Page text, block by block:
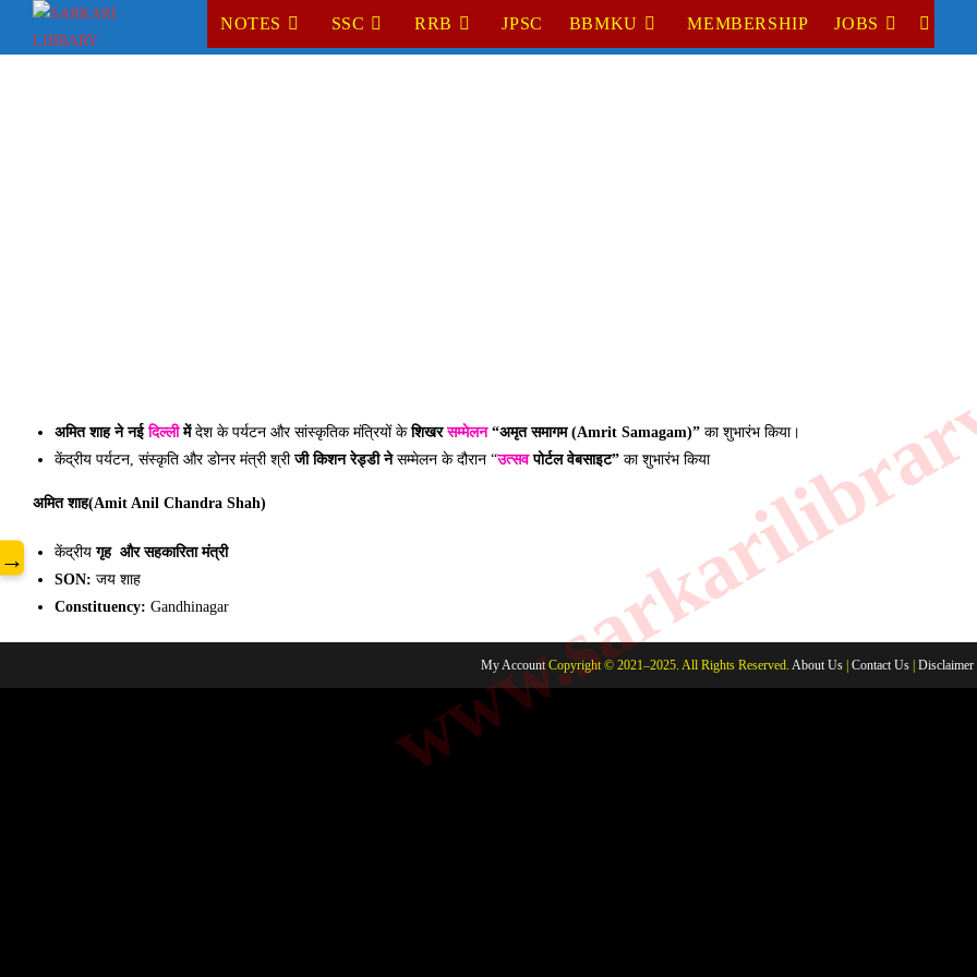
NOTES SSC RRB JPSC BBMKU MEMBERSHIP JOBS
अमित शाह ने नईदिल्लीमेंदेश के पर्यटन और सांस्कृतिक मंत्रियों केशिखरसम्मेलन“अमृत समागम (Amrit Samagam)” का शुभारंभ किया।
केंद्रीय पर्यटन, संस्कृति और डोनर मंत्री श्रीजी किशन रेड्डी नेसम्मेलन के दौरान “उत्सवपोर्टल वेबसाइट” का शुभारंभ किया
अमित शाह(Amit Anil Chandra Shah)
केंद्रीयगृह और सहकारिता मंत्री
SON: जय शाह
Constituency: Gandhinagar
My AccountCopyright © 2021–2025. All Rights Reserved. About Us Contact Us Disclaimer
→